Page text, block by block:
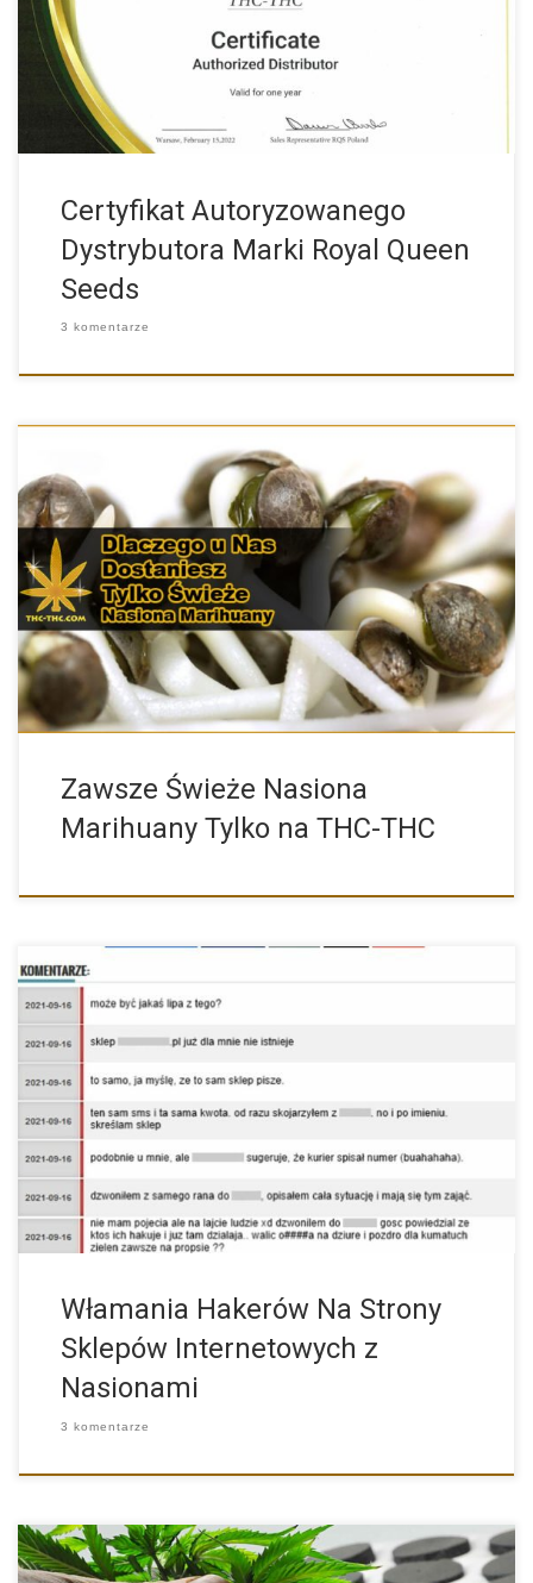
Seeds Miło nam […]
Certyfikat Autoryzowanego
Dystrybutora Marki Royal Queen
Seeds
3 komentarze
Wszystkim naszym Klientom gwarantujemy zawsze świeże
nasion konopi, które sprzedajemy. […]
Zawsze Świeże Nasiona
Marihuany Tylko na THC-THC
Chcemy poruszyć ten temat z racji, że problem może być […]
Włamania Hakerów Na Strony
Sklepów Internetowych z
Nasionami
3 komentarze